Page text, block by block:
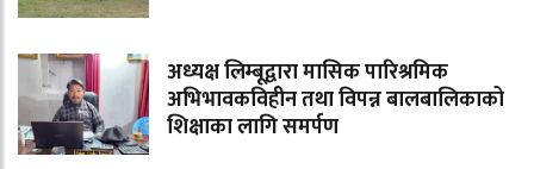
अध्यक्ष लिम्बूद्वारा मासिक पारिश्रमिक
अभिभावकविहीन तथा विपन्न बालबालिकाको
शिक्षाका लागि समर्पण